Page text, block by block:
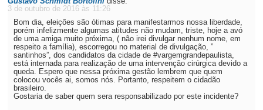
3 de outubro de 2016 às 11:26
Bom dia, eleições são ótimas para manifestarmos nossa liberdade,
porém infelizmente algumas atitudes não mudam, triste, hoje a avó
de uma amiga muito próxima, ( não irei divulgar nenhum nome, em
respeito a família), escorregou no material de divulgação, ”
santinhos”, dos candidatos da cidade de #vargemgrandepaulista,
está internada para realização de uma intervenção cirúrgica devido a
queda. Espero que nessa próxima gestão lembrem que quem
colocou vocês ai, somos nós. Portanto, respeitem o cidadão
brasileiro.
Gostaria de saber quem sera responsabilizado por este incidente?